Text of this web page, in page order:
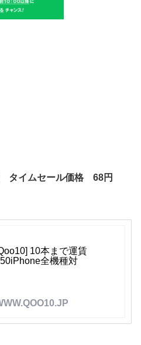
タイムセール価格 68円
10本まで運賃
全機種対